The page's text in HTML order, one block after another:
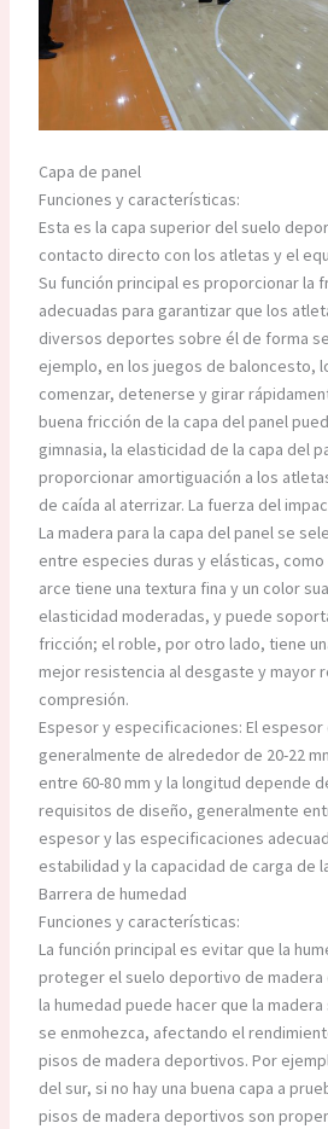
Capa de panel
Funciones y características:
Esta es la capa superior del suelo
contacto directo con los atletas y el
Su función principal es proporcionar la
adecuadas para garantizar que los
diversos deportes sobre él de forma
ejemplo, en los juegos de baloncesto,
comenzar, detenerse y girar
buena fricción de la capa del panel
gimnasia, la elasticidad de la capa del
proporcionar amortiguación a los
de caída al aterrizar. La fuerza del
La madera para la capa del panel se
entre especies duras y elásticas,
arce tiene una textura fina y un color
elasticidad moderadas, y puede
fricción; el roble, por otro lado, tiene
mejor resistencia al desgaste y mayor
compresión.
Espesor y especificaciones: El espesor
generalmente de alrededor de 20-22
entre 60-80 mm y la longitud depende
requisitos de diseño, generalmente
espesor y las especificaciones
estabilidad y la capacidad de carga de
Barrera de humedad
Funciones y características:
La función principal es evitar que la
proteger el suelo deportivo de madera
la humedad puede hacer que la
se enmohezca, afectando el
pisos de madera deportivos. Por
del sur, si no hay una buena capa a
pisos de madera deportivos son